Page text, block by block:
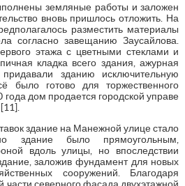
земляные работы и заложен
вновь пришлось отложить. На
разместить материалы
согласно завещанию Заусайлова.
этажа с цветными стеклами и
кладка всего здания, ажурная
придавали зданию исключительную
было готово для торжественного
года дом продается городской управе
здание на Манежной улице стало
здание было прямоугольным,
вдоль улицы, но впоследствии
заложив фундамент для новых
сооружений. Благодаря
северного фасада двухэтажной